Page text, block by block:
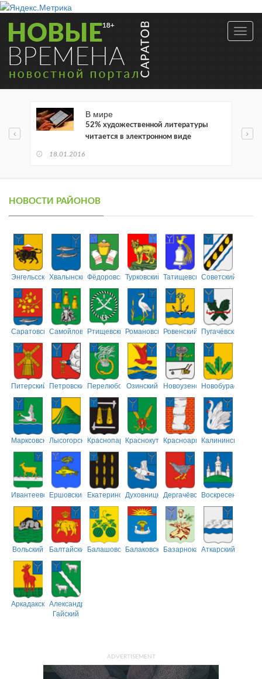
В мире
52% художественной литературы
читается в электронном виде
18.01.2016
НОВОСТИ РАЙОНОВ
ЭнгельсскийХвалынскийФёдоровскийТурковский ТатищевскийСоветский
СаратовскийСамойловскийРтищевскийРомановскийРовенский Пугачёвский
Питерский ПетровскийПерелюбскийОзинский НовоузенскийНовобурасский
МарксовскийЛысогорскийКраснопартизанский
КраснокутскийКрасноармейский
Калининский
ИвантеевскийЕршовский ЕкатериновскийДуховницкийДергачёвскийВоскресенский
Вольский БалтайскийБалашовскийБалаковскийБазарнокарабулакский
Аткарский
АркадакскийАлександрово-
Гайский
ADVERTISEMENT